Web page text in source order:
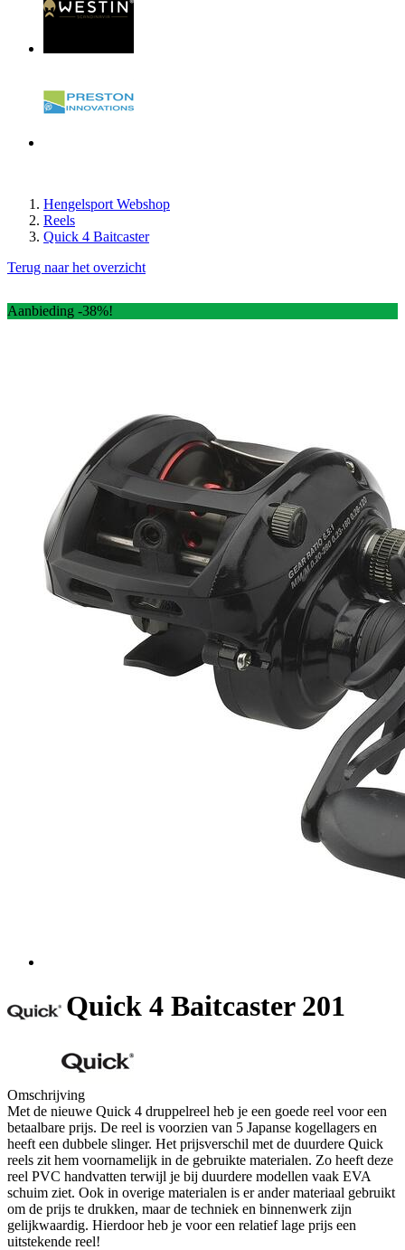
Hengelsport Webshop
Reels
Quick 4 Baitcaster
Terug naar het overzicht
Aanbieding -38%!
Quick 4 Baitcaster 201
Omschrijving
Met de nieuwe Quick 4 druppelreel heb je een goede reel voor een
betaalbare prijs. De reel is voorzien van 5 Japanse kogellagers en
heeft een dubbele slinger. Het prijsverschil met de duurdere Quick
reels zit hem voornamelijk in de gebruikte materialen. Zo heeft deze
reel PVC handvatten terwijl je bij duurdere modellen vaak EVA
schuim ziet. Ook in overige materialen is er ander materiaal gebruikt
om de prijs te drukken, maar de techniek en binnenwerk zijn
gelijkwaardig. Hierdoor heb je voor een relatief lage prijs een
uitstekende reel!